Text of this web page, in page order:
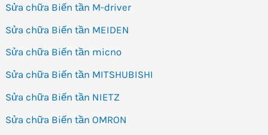
Sửa chữa Biến tần M-driver
Sửa chữa Biến tần MEIDEN
Sửa chữa Biến tần micno
Sửa chữa Biến tần MITSHUBISHI
Sửa chữa Biến tần NIETZ
Sửa chữa Biến tần OMRON